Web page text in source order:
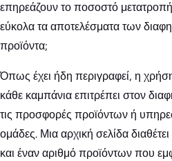
επηρεάζουν το ποσοστό
εύκολα τα αποτελέσματα των
προϊόντα;
Όπως έχει ήδη περιγραφεί, η
κάθε καμπάνια επιτρέπει στον
τις προσφορές προϊόντων ή
ομάδες. Μια αρχική σελίδα
και έναν αριθμό προϊόντων που